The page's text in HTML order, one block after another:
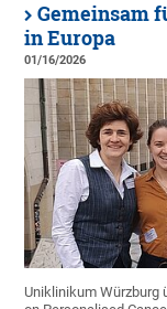
Gemeinsam
in Europa
01/16/2026
Uniklinikum Würzburg